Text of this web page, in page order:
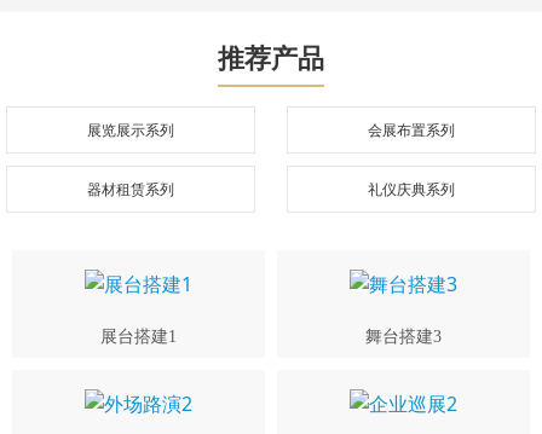
推荐产品
展览展示系列 会展布置系列
器材租赁系列 礼仪庆典系列
展台搭建1 舞台搭建3